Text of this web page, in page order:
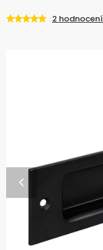
2 hodnocení